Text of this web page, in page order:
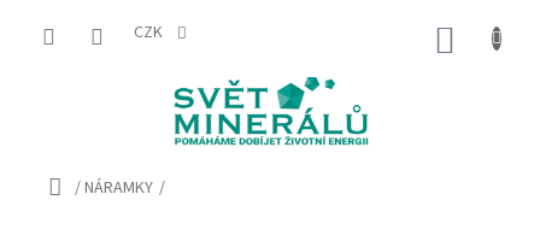
CZK
Domů
/NÁRAMKY /